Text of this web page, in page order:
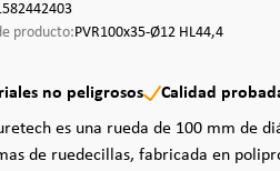
producto:PVR100x35-Ø12 HL44,4
no peligrosos
Calidad
es una rueda de 100 mm de
de ruedecillas, fabricada en